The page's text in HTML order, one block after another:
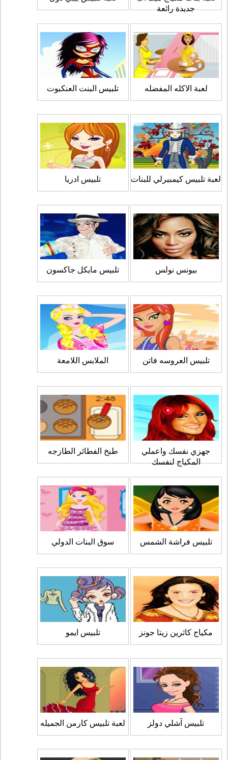
جديدة رائعة
لعبة الاكله المفضله تلبيس البنت العنكبوت
لعبة تلبيس كيمبيرلي للبنات تلبيس ادريا
بيونس نولس تلبيس مايكل جاكسون
تلبيس العروسه فاتن الملابس اللامعة
جهزي نفسك واعملي
المكياج لنفسك
طبخ الفطائر الطازجه
تلبيس فراشة الشمس سوق البنات الدولي
مكياج كاثرين زيتا جونز تلبيس ايمو
تلبيس آشلي دولز لعبة تلبيس كارمن الجميله